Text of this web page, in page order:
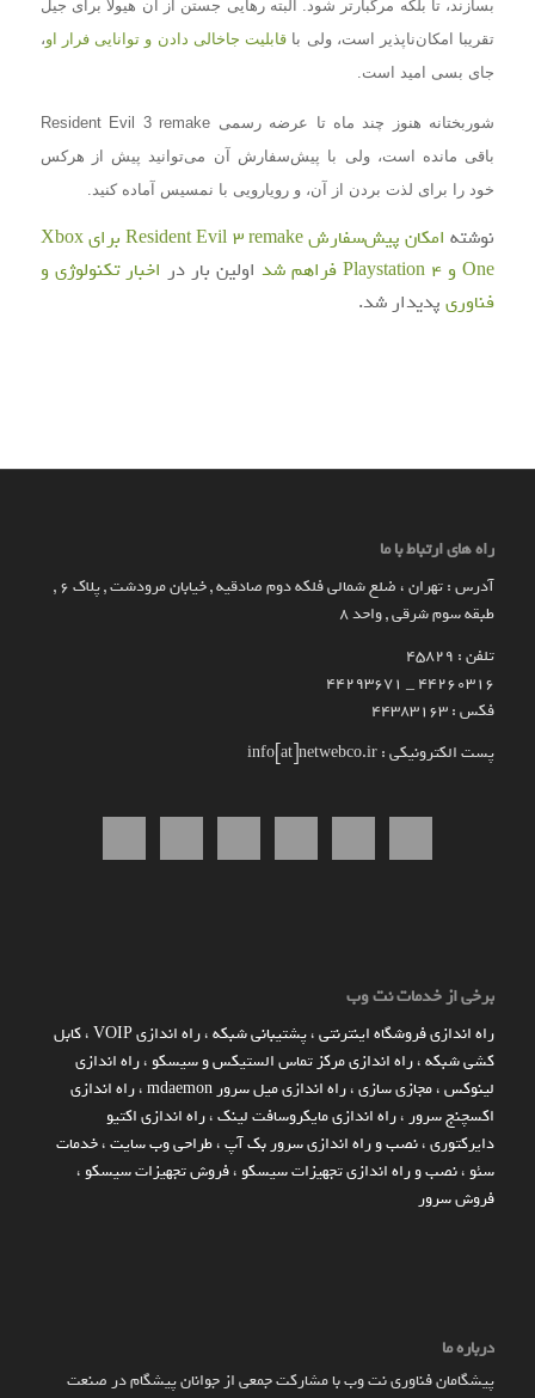
بسازند، تا بلکه مرگبارتر شود. البته رهایی جستن از آن هیولا برای جیل
تقریبا امکان‌ناپذیر است، ولی با قابلیت جاخالی دادن و توانایی فرار او،
جای بسی امید است.
شوربختانه هنوز چند ماه تا عرضه رسمی Resident Evil 3 remake
باقی مانده است، ولی با پیش‌سفارش آن می‌توانید پیش از هرکس
خود را برای لذت بردن از آن، و رویارویی با نمسیس آماده کنید.
نوشته
امکان پیش‌سفارش Resident Evil 3 remake برای Xbox
One و Playstation 4 فراهم شد
اولین بار در اخبار تکنولوژی و
فناوریپدیدار شد.
راه های ارتباط با ما
آدرس : تهران ، ضلع شمالی فلکه دوم صادقیه , خیابان مرودشت , پلاک ۶ ,
طبقه سوم شرقی , واحد ۸
تلفن : 45829
۴۴۲۶۰۳۱۶ _ 44293671
فکس : 44383163
پست الکترونیکی : info[at]netwebco.ir
برخی از خدمات نت وب
راه اندازي فروشگاه اينترنتي،پشتیبانی شبکه،راه اندازی VOIP ،کابل
کشی شبکه،راه اندازی مرکز تماس الستیکس و سیسکو ،راه اندازی
لینوکس،مجازی سازی،راه اندازی میل سرور mdaemon ،راه اندازی
اکسچنج سرور ،راه اندازی مایکروسافت لینک،راه اندازی اکتیو
دایرکتوری،نصب و راه اندازی سرور بک آپ،طراحی وب سایت،خدمات
سئو ،نصب و راه اندازی تجهیزات سیسکو ،فروش تجهیزات سیسکو ،
فروش سرور
درباره ما
پیشگامان فناوری نت وب با مشارکت جمعی از جوانان پیشگام در صنعت